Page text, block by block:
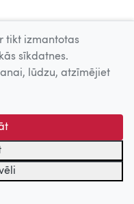
Uz augšu
informācijas sistēmu
Valsts
tikt izmantotas
sīkdatnes.
lūdzu, atzīmējiet